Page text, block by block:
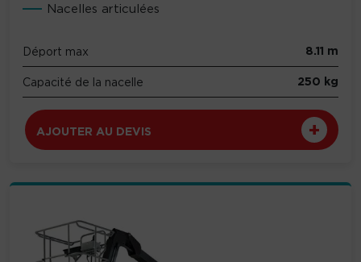
Nacelles articulées
Déport max 8.11 m
Capacité de la nacelle 250 kg
AJOUTER AU DEVIS